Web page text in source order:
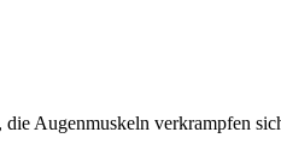
Augenmuskeln verkrampfen